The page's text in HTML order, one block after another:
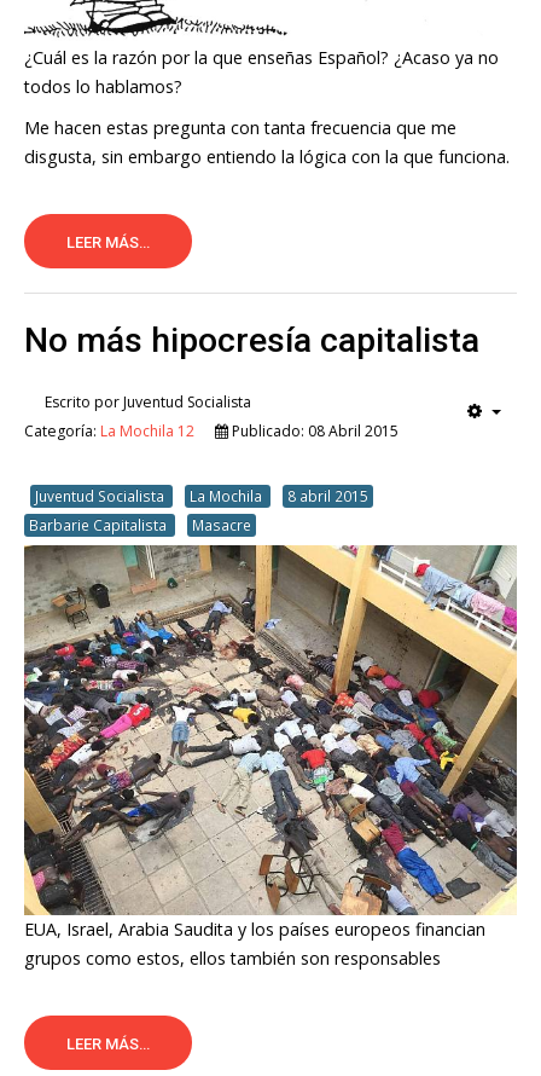
¿Cuál es la razón por la que enseñas Español? ¿Acaso ya no
todos lo hablamos?
Me hacen estas pregunta con tanta frecuencia que me
disgusta, sin embargo entiendo la lógica con la que funciona.
LEER MÁS...
No más hipocresía capitalista
Escrito porJuventud Socialista
Categoría: La Mochila 12 Publicado: 08 Abril 2015
Juventud Socialista La Mochila
8 abril 2015
Barbarie Capitalista
Masacre
EUA, Israel, Arabia Saudita y los países europeos financian
grupos como estos, ellos también son responsables
LEER MÁS...